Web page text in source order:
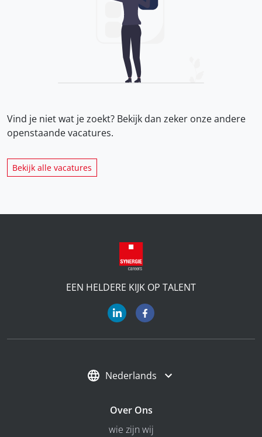
Vind je niet wat je zoekt? Bekijk dan zeker onzeandere
openstaande vacatures.
Bekijk alle vacatures
EEN HELDERE KIJK OP TALENT
Nederlands
Over Ons
wie zijn wij